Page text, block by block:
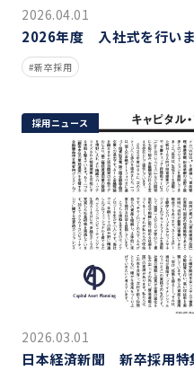
2026.04.01
2026年度 入社式を行いま
新卒採用
採用ニュース
2026.03.01
日本経済新聞 新卒採用